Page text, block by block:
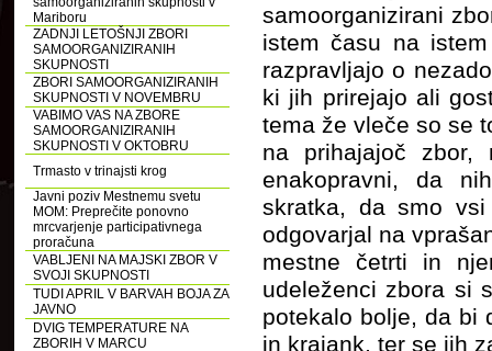
Mariboru
ZADNJI LETOŠNJI ZBORI
SAMOORGANIZIRANIH
SKUPNOSTI
ZBORI SAMOORGANIZIRANIH
SKUPNOSTI V NOVEMBRU
VABIMO VAS NA ZBORE
SAMOORGANIZIRANIH
SKUPNOSTI V OKTOBRU
Trmasto v trinajsti krog
Javni poziv Mestnemu svetu
MOM: Preprečite ponovno
mrcvarjenje participativnega
proračuna
VABLJENI NA MAJSKI ZBOR V
SVOJI SKUPNOSTI
TUDI APRIL V BARVAH BOJA ZA
JAVNO
DVIG TEMPERATURE NA
ZBORIH V MARCU
samoorganizirani
istem času na
razpravljajo o
ki jih prirejajo ali
tema že vleče so se
na prihajajoč
enakopravni, da
skratka, da smo vsi
odgovarjal na
mestne četrti in
udeleženci zbora si
potekalo bolje, da bi
in krajank, ter se jih